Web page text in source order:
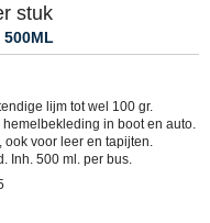
stuk
lijm tot wel 100 gr.
in boot en auto.
ook voor leer en tapijten.
Inh. 500 ml. per bus.